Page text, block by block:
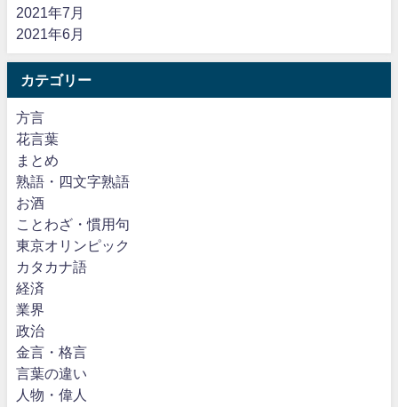
2021年7月
2021年6月
カテゴリー
方言
花言葉
まとめ
熟語・四文字熟語
お酒
ことわざ・慣用句
東京オリンピック
カタカナ語
経済
業界
政治
金言・格言
言葉の違い
人物・偉人